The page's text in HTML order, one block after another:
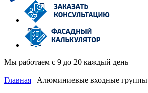
Мы работаем с 9 до 20 каждый день
Главная | Алюминиевые входные группы